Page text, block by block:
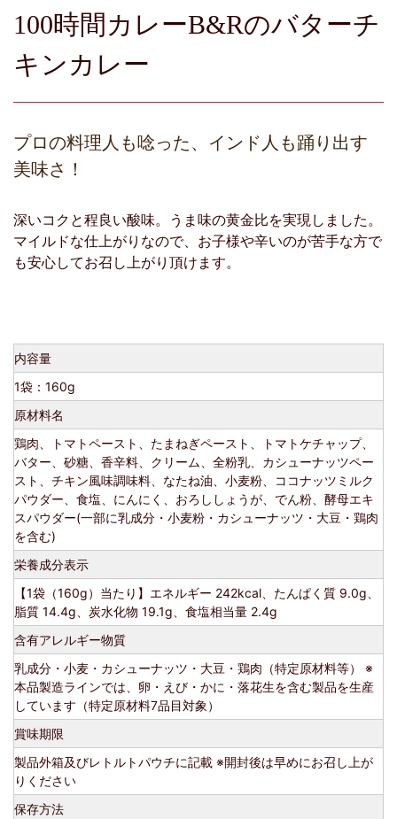
100時間カレーB&Rのバターチ
キンカレー
プロの料理人も唸った、インド人も踊り出す
美味さ！
深いコクと程良い酸味。うま味の黄金比を実現しました。
マイルドな仕上がりなので、お子様や辛いのが苦手な方で
も安心してお召し上がり頂けます。
内容量
1袋：160g
原材料名
鶏肉、トマトペースト、たまねぎペースト、トマトケチャップ、
バター、砂糖、香辛料、クリーム、全粉乳、カシューナッツペー
スト、チキン風味調味料、なたね油、小麦粉、ココナッツミルク
パウダー、食塩、にんにく、おろししょうが、でん粉、酵母エキ
スパウダー(一部に乳成分・小麦粉・カシューナッツ・大豆・鶏肉
を含む)
栄養成分表示
【1袋（160g）当たり】エネルギー 242kcal、たんぱく質 9.0g、
脂質 14.4g、炭水化物 19.1g、食塩相当量 2.4g
含有アレルギー物質
乳成分・小麦・カシューナッツ・大豆・鶏肉（特定原材料等） ※
本品製造ラインでは、卵・えび・かに・落花生を含む製品を生産
しています（特定原材料7品目対象）
賞味期限
製品外箱及びレトルトパウチに記載 ※開封後は早めにお召し上が
りください
保存方法